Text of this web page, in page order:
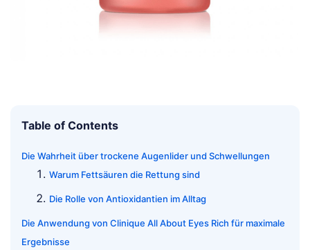
Table of Contents
Die Wahrheit über trockene Augenlider und Schwellungen
Warum Fettsäuren die Rettung sind
Die Rolle von Antioxidantien im Alltag
Die Anwendung von Clinique All About Eyes Rich für maximale
Ergebnisse